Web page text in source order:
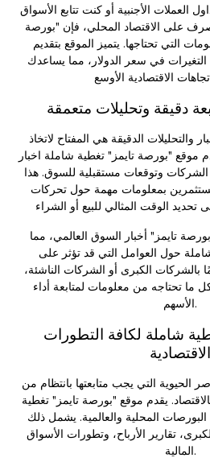
العملات الأجنبية أو كنت تتابع الأسواق
على الاقتصاد المحلي، فإن "بورصة
التي تحتاجها. يتميز الموقع بتقديم
في سعر الدولار، مما يساعدك
دقيقة وتحليلات متعمقة
والتحليلات الدقيقة هي المفتاح لاتخاذ
موقع "بورصة تايمز" تغطية شاملة اخبار
وتوقعات مستقبلية للسوق. هذا
بمعلومات مهمة حول تحركات
تايمز" أخبار السوق العالمي، مما
حول العوامل التي قد تؤثر على
بالشركات الكبرى أو الشركات الناشئة،
تحتاجه من معلومات لمتابعة أداء
الأسهم.
شاملة لكافة التطورات
الاقتصادية
الحيوية التي يجب متابعتها بانتظام من
يقدم موقع "بورصة تايمز" تغطية
المحلية والعالمية. يشمل ذلك
تقارير الأرباح، وتطورات الأسواق
المالية.